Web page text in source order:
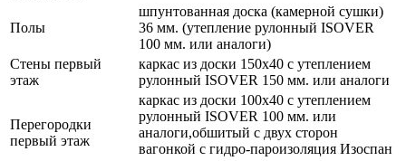
Полы
шпунтованная доска (камерной сушки)
36 мм. (утепление рулонный ISOVER
100 мм. или аналоги)
Стены первый
этаж
каркас из доски 150х40 с утеплением
рулонный ISOVER 150 мм. или аналоги
Перегородки
первый этаж
каркас из доски 100х40 с утеплением
рулонный ISOVER 100 мм. или
аналоги,обшитый с двух сторон
вагонкой с гидро-пароизоляция Изоспан